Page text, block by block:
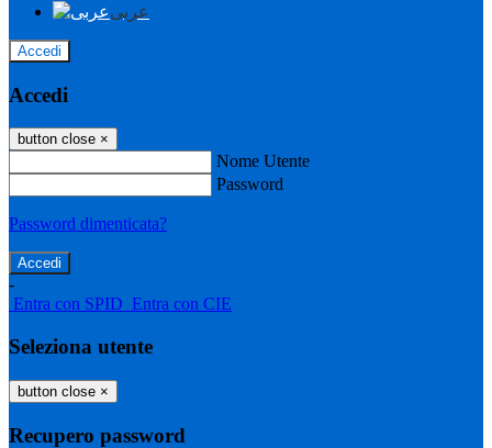
عربى
Accedi
Accedi
button close ×
Nome Utente
Password
Password dimenticata?
-
Entra con SPID Entra con CIE
Seleziona utente
button close ×
Recupero password